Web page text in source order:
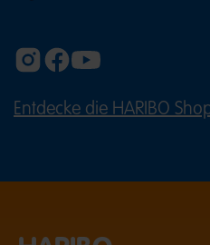
Entdecke die HARIBO